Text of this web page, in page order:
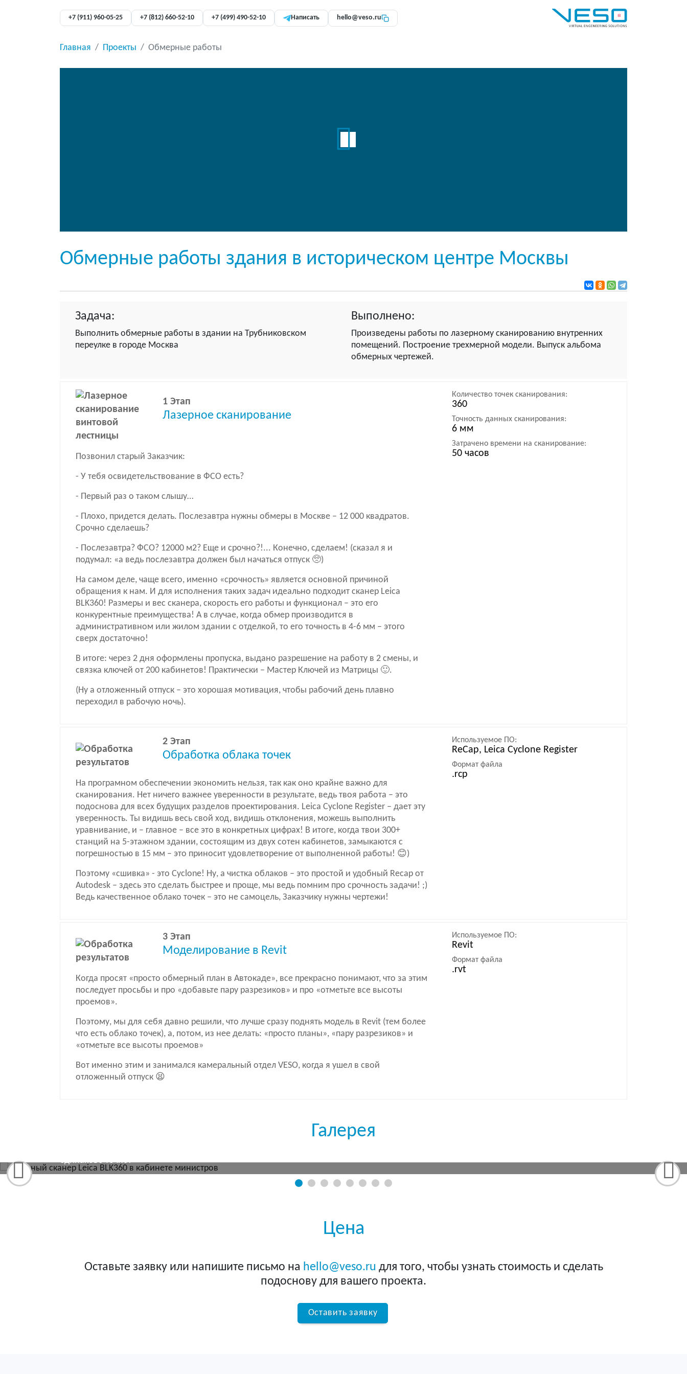
+7 (911) 960-05-25 +7 (812) 660-52-10 +7 (499) 490-52-10 Написать hello@veso.ru
Главная Проекты Обмерные работы
Обмерные работы здания в историческом центре Москвы
Задача:
Выполнить обмерные работы в здании на Трубниковском
переулке в городе Москва
Выполнено:
Произведены работы по лазерному сканированию внутренних
помещений. Построение трехмерной модели. Выпуск альбома
обмерных чертежей.
1 Этап
Лазерное сканирование
Позвонил старый Заказчик:
- У тебя освидетельствование в ФСО есть?
- Первый раз о таком слышу…
- Плохо, придется делать. Послезавтра нужны обмеры в Москве – 12 000 квадратов.
Срочно сделаешь?
- Послезавтра? ФСО? 12000 м2? Еще и срочно?!... Конечно, сделаем! (сказал я и
подумал: «а ведь послезавтра должен был начаться отпуск 🥺)
На самом деле, чаще всего, именно «срочность» является основной причиной
обращения к нам. И для исполнения таких задач идеально подходит сканер Leica
BLK360! Размеры и вес сканера, скорость его работы и функционал – это его
конкурентные преимущества! А в случае, когда обмер производится в
административном или жилом здании с отделкой, то его точность в 4-6 мм – этого
сверх достаточно!
В итоге: через 2 дня оформлены пропуска, выдано разрешение на работу в 2 смены, и
связка ключей от 200 кабинетов! Практически – Мастер Ключей из Матрицы 🙂.
(Ну а отложенный отпуск – это хорошая мотивация, чтобы рабочий день плавно
переходил в рабочую ночь).
Количество точек сканирования:
360
Точность данных сканирования:
6 мм
Затрачено времени на сканирование:
50 часов
2 Этап
Обработка облака точек
На програмном обеспечении экономить нельзя, так как оно крайне важно для
сканирования. Нет ничего важнее уверенности в результате, ведь твоя работа – это
подоснова для всех будущих разделов проектирования. Leica Cyclone Register – дает эту
уверенность. Ты видишь весь свой ход, видишь отклонения, можешь выполнить
уравнивание, и – главное – все это в конкретных цифрах! В итоге, когда твои 300+
станций на 5-этажном здании, состоящим из двух сотен кабинетов, замыкаются с
погрешностью в 15 мм – это приносит удовлетворение от выполненной работы! 😊)
Поэтому «сшивка» - это Cyclone! Ну, а чистка облаков – это простой и удобный Recap от
Autodesk – здесь это сделать быстрее и проще, мы ведь помним про срочность задачи! ;)
Ведь качественное облако точек – это не самоцель, Заказчику нужны чертежи!
Используемое ПО:
ReCap, Leica Cyclone Register
Формат файла
.rcp
3 Этап
Моделирование в Revit
Когда просят «просто обмерный план в Автокаде», все прекрасно понимают, что за этим
последует просьбы и про «добавьте пару разрезиков» и про «отметьте все высоты
проемов».
Поэтому, мы для себя давно решили, что лучше сразу поднять модель в Revit (тем более
что есть облако точек), а, потом, из нее делать: «просто планы», «пару разрезиков» и
«отметьте все высоты проемов»
Вот именно этим и занимался камеральный отдел VESO, когда я ушел в свой
отложенный отпуск 😫
Используемое ПО:
Revit
Формат файла
.rvt
Галерея
одинаково точно!
Цена
Оставьте заявку или напишите письмо на hello@veso.ru для того, чтобы узнать стоимость и сделать
подоснову для вашего проекта.
Оставить заявку